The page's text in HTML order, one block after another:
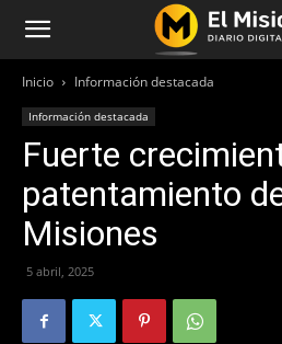
Inicio Información destacada
Información destacada
Fuerte
patentamiento
Misiones
5 abril, 2025